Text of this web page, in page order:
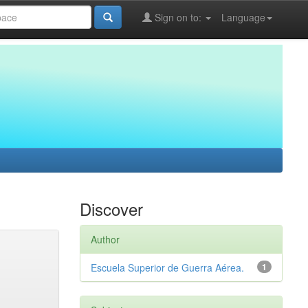
Language
Sign on to:
Discover
Author
1
Escuela Superior de Guerra Aérea.